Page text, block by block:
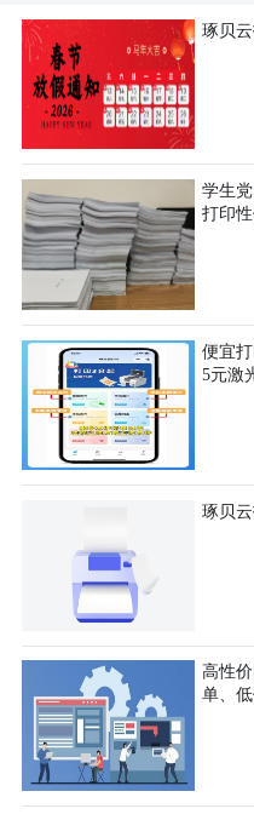
琢贝
学生
打印
便宜
5元激
琢贝
高性
单、